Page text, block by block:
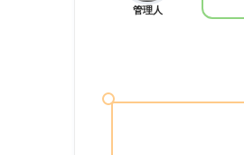
管理人